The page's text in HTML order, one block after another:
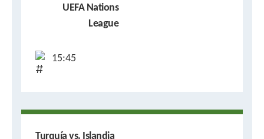
UEFA Nations
League
15:45
Turquía vs. Islandia